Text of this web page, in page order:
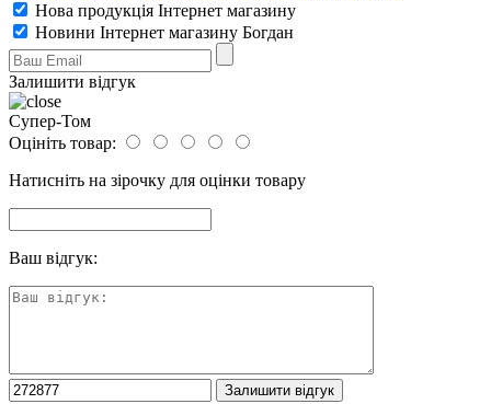
Нова продукція Інтернет магазину
Новини Інтернет магазину Богдан
Залишити відгук
Супер-Том
Оцініть товар:
Натисніть на зірочку для оцінки товару
Ваш відгук: